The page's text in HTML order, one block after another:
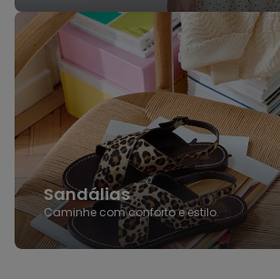
Sandálias
Caminhe com conforto e estilo.
Sandálias